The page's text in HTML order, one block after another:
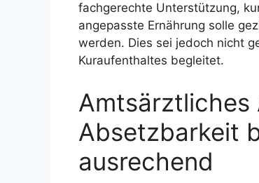
fachgerechte Unterstützung,
angepasste Ernährung solle
werden. Dies sei jedoch nicht
Kuraufenthaltes begleitet.
Absetzbarkeit
ausrechend